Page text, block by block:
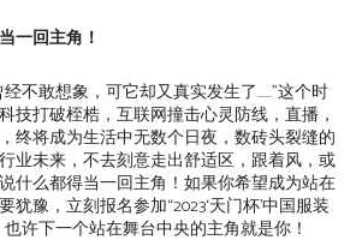
一回主角！
不敢想象，可它却又真实发生了……”这个时
技打破桎梏，互联网撞击心灵防线，直播，
终将成为生活中无数个日夜，数砖头裂缝的
业未来，不去刻意走出舒适区，跟着风，或
什么都得当一回主角！如果你希望成为站在
豫，立刻报名参加“2023‘天门杯’中国服装
许下一个站在舞台中央的主角就是你！